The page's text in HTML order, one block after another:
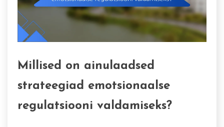
Millised on ainulaadsed
strateegiad emotsionaalse
regulatsiooni valdamiseks?